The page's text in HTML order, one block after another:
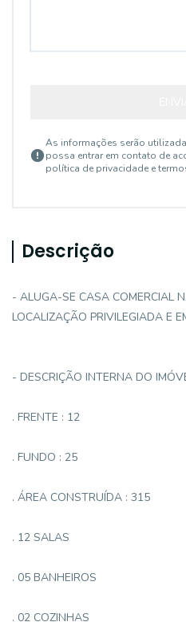
As informações serão
possa entrar em contato de
política de privacidade e
Descrição
- ALUGA-SE CASA COMERCIAL
LOCALIZAÇÃO PRIVILEGIADA E
- DESCRIÇÃO INTERNA DO
. FRENTE : 12
. FUNDO : 25
. ÁREA CONSTRUÍDA : 315
. 12 SALAS
. 05 BANHEIROS
. 02 COZINHAS